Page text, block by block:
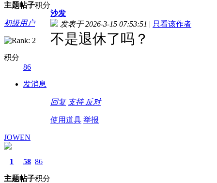
主题帖子积分
初级用户
积分
86
发消息
沙发
发表于 2026-3-15 07:53:51 | 只看该作者
不是退休了吗？
回复 支持 反对
使用道具 举报
JOWEN
1
主题
58
帖子
86
积分